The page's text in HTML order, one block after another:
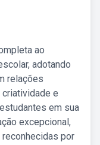
ao
adotando
relações
e
em sua
excepcional,
por